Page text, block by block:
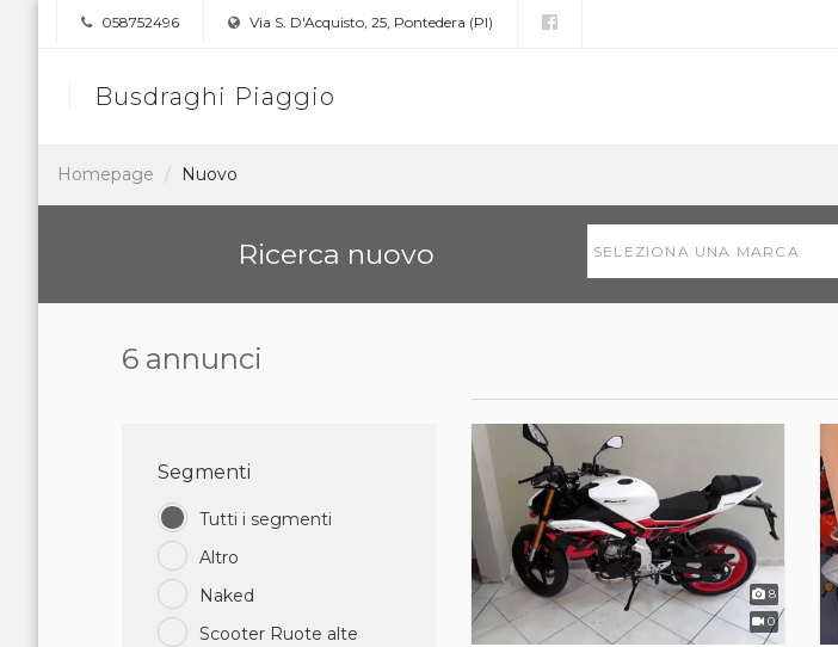
058752496 Via S. D'Acquisto, 25, Pontedera (PI)
Busdraghi Piaggio
Homepage Nuovo
Ricerca nuovo SELEZIONA UNA MARCA
6 annunci
Segmenti
Tutti i segmenti
Altro
Naked
Scooter Ruote alte
8
0